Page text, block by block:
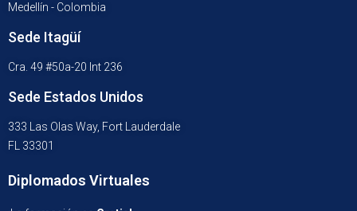
Medellín - Colombia
Sede Itagüí
Cra. 49 #50a-20 Int 236
Sede Estados Unidos
333 Las Olas Way, Fort Lauderdale
FL 33301
Diplomados Virtuales